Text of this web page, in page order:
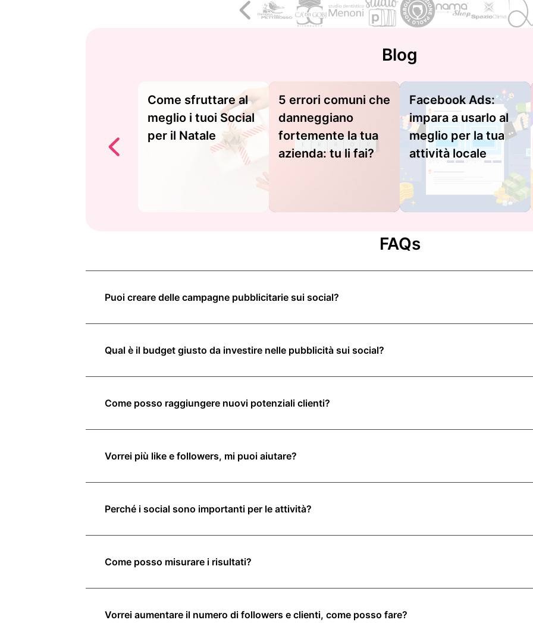
Blog
Come sfruttare al
meglio i tuoi Social
per il Natale
5 errori comuni che
danneggiano
fortemente la tua
azienda: tu li fai?
Facebook Ads:
impara a usarlo al
meglio per la tua
attività locale
FAQs
Puoi creare delle campagne pubblicitarie sui social?
Qual è il budget giusto da investire nelle pubblicità sui social?
Come posso raggiungere nuovi potenziali clienti?
Vorrei più like e followers, mi puoi aiutare?
Perché i social sono importanti per le attività?
Come posso misurare i risultati?
Vorrei aumentare il numero di followers e clienti, come posso fare?